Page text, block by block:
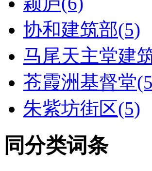
协和建筑部(5)
马尾天主堂建
苍霞洲基督堂
朱紫坊街区(5)
同分类词条